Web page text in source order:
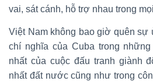
vai, sát cánh, hỗ trợ nhau trong
Việt Nam không bao giờ quên sự
chí nghĩa của Cuba trong
nhất của cuộc đấu tranh giành
nhất đất nước cũng như trong